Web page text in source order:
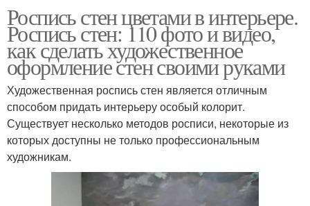
Роспись стен цветами в интерьере.
Роспись стен: 110 фото и видео,
как сделать художественное
оформление стен своими руками
Художественная роспись стен является отличным
способом придать интерьеру особый колорит.
Существует несколько методов росписи, некоторые из
которых доступны не только профессиональным
художникам.